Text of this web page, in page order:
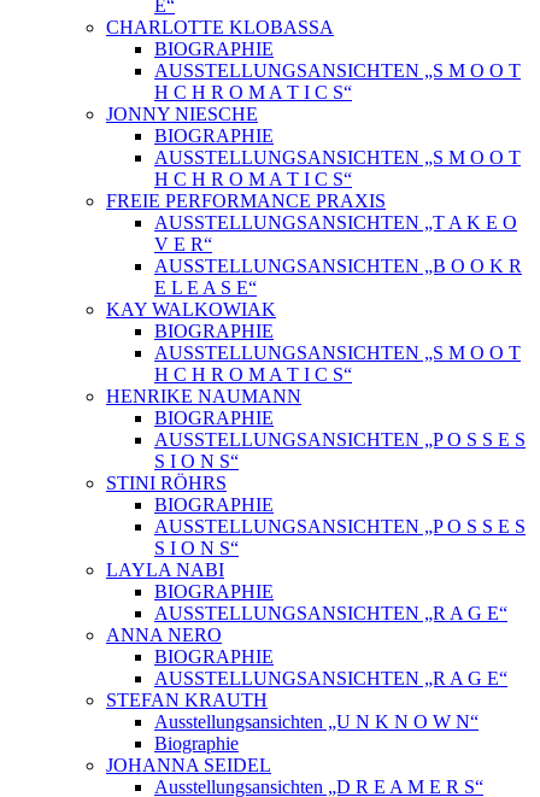
E“
CHARLOTTE KLOBASSA
BIOGRAPHIE
AUSSTELLUNGSANSICHTEN „S M O O T
H C H R O M A T I C S“
JONNY NIESCHE
BIOGRAPHIE
AUSSTELLUNGSANSICHTEN „S M O O T
H C H R O M A T I C S“
FREIE PERFORMANCE PRAXIS
AUSSTELLUNGSANSICHTEN „T A K E O
V E R“
AUSSTELLUNGSANSICHTEN „B O O K R
E L E A S E“
KAY WALKOWIAK
BIOGRAPHIE
AUSSTELLUNGSANSICHTEN „S M O O T
H C H R O M A T I C S“
HENRIKE NAUMANN
BIOGRAPHIE
AUSSTELLUNGSANSICHTEN „P O S S E S
S I O N S“
STINI RÖHRS
BIOGRAPHIE
AUSSTELLUNGSANSICHTEN „P O S S E S
S I O N S“
LAYLA NABI
BIOGRAPHIE
AUSSTELLUNGSANSICHTEN „R A G E“
ANNA NERO
BIOGRAPHIE
AUSSTELLUNGSANSICHTEN „R A G E“
STEFAN KRAUTH
Ausstellungsansichten „U N K N O W N“
Biographie
JOHANNA SEIDEL
Ausstellungsansichten „D R E A M E R S“